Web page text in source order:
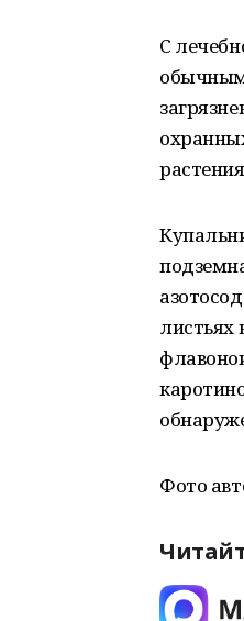
С
обычным
листьях
Фото